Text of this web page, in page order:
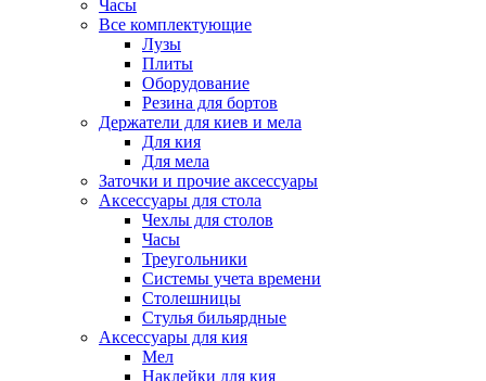
Часы
Все комплектующие
Лузы
Плиты
Оборудование
Резина для бортов
Держатели для киев и мела
Для кия
Для мела
Заточки и прочие аксессуары
Аксессуары для стола
Чехлы для столов
Часы
Треугольники
Системы учета времени
Столешницы
Стулья бильярдные
Аксессуары для кия
Мел
Наклейки для кия